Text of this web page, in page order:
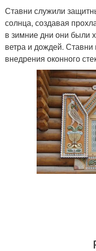
Ставни служили
солнца, создавая
в зимние дни они были
ветра и дождей. Ставни
внедрения оконного